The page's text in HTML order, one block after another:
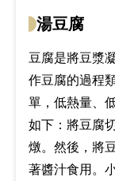
湯豆腐
豆腐是將豆漿
作豆腐的過程
單，低熱量、
如下：將豆腐
燉。然後，將
著醬汁食用。